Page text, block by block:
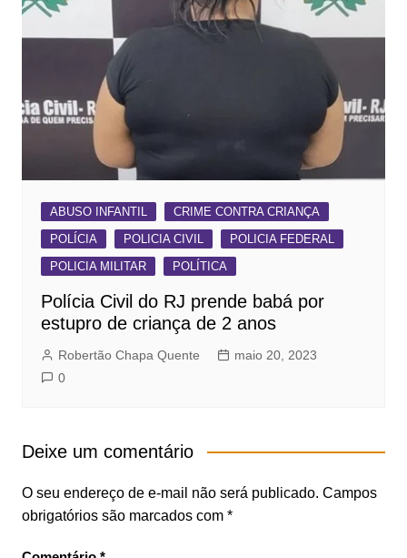
ABUSO INFANTIL
CRIME CONTRA CRIANÇA
POLÍCIA
POLICIA CIVIL
POLICIA FEDERAL
POLICIA MILITAR
POLÍTICA
Polícia Civil do RJ prende babá por
estupro de criança de 2 anos
Robertão Chapa Quente
maio 20, 2023
0
Deixe um comentário
O seu endereço de e-mail não será publicado. Campos
obrigatórios são marcados com *